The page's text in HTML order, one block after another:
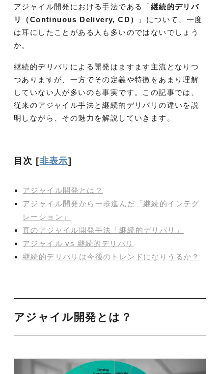
アジャイル開発における手法である「継続的デリバ
リ（Continuous Delivery, CD）
」について、一度
は耳にしたことがある人も多いのではないでしょう
か。
継続的デリバリによる開発はますます主流となりつ
つありますが、一方でその定義や特徴をあまり理解
していない人が多いのも事実です。この記事では、
従来のアジャイル手法と継続的デリバリの違いを説
明しながら、その魅力を解説していきます。
目次 [非表示]
アジャイル開発とは？
アジャイル開発から一歩進んだ「継続的インテグ
レーション」
真のアジャイル開発手法「継続的デリバリ」
アジャイル vs 継続的デリバリ
継続的デリバリは今後のトレンドになりうるか？
アジャイル開発とは？